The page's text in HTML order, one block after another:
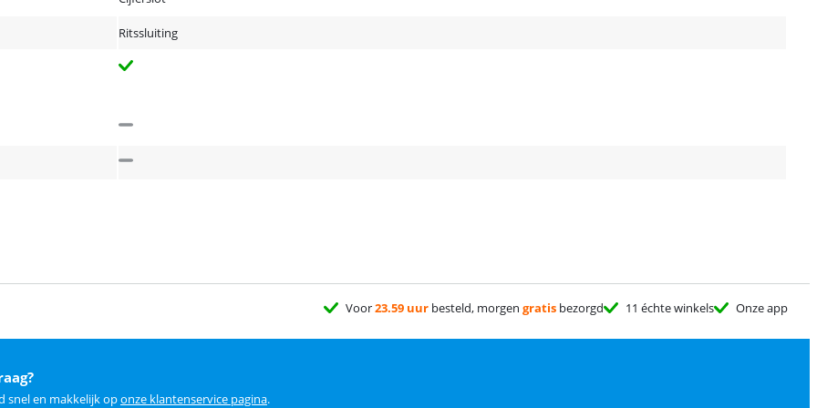
Ritssluiting
Voor23.59 uur besteld, morgen gratis bezorgd 11 échte winkels Onze app
snel en makkelijk oponze klantenservice pagina.